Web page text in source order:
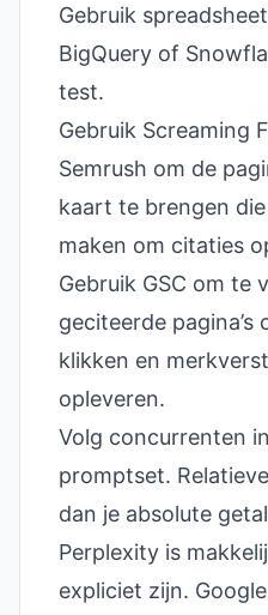
Gebruik
BigQuery of
test.
Gebruik Screaming
Semrush om de
kaart te brengen
maken om citaties
Gebruik GSC om te
geciteerde pagina’s
klikken en
opleveren.
Volg concurrenten
promptset.
dan je absolute
Perplexity is
expliciet zijn.